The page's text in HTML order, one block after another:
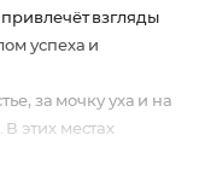
взгляды
успеха и
за мочку уха и на
этих местах